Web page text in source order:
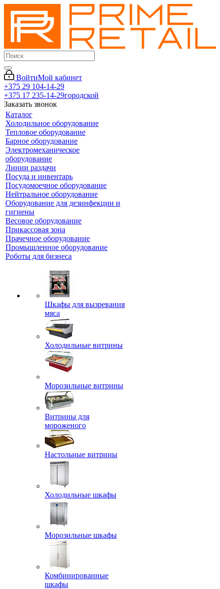
ВойтиМой кабинет
+375 29 104-14-29
+375 17 235-14-29городской
Заказать звонок
Каталог
Холодильное оборудование
Тепловое оборудование
Барное оборудование
Электромеханическое
оборудование
Линии раздачи
Посуда и инвентарь
Посудомоечное оборудование
Нейтральное оборудование
Оборудование для дезинфекции и
гигиены
Весовое оборудование
Прикассовая зона
Прачечное оборудование
Промышленное оборудование
Роботы для бизнеса
Шкафы для вызревания
мяса
Холодильные витрины
Морозильные витрины
Витрины для
мороженого
Настольные витрины
Холодильные шкафы
Морозильные шкафы
Комбинированные
шкафы